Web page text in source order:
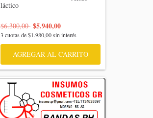
láctico
$6.300,00 $5.940,00
3 cuotas de$1.980,00sin interés
AGREGAR AL CARRITO